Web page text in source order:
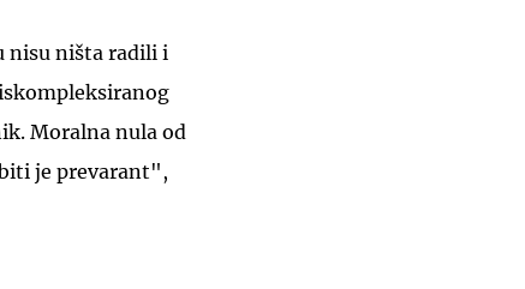
nisu ništa radili i
Moralna nula od
je prevarant",